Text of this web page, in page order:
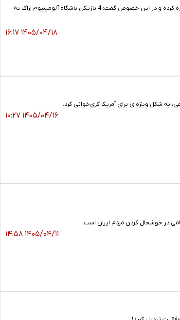
مدیرعامل باشگاه فرهنگی ورزشی آلومینیوم اراک به دعوت 4 نفر از بازیکنان این باشگاه به اردوی تیم ملی فوتبال امید کشور ایران اشاره کرده و در این خصوص گفت: 4 بازیکن باشگاه آلومینیوم اراک به
۱۴۰۵/۰۴/۱۸ ۱۶:۱۷
۱۴۰۵/۰۴/۱۶ ۱۰:۲۷
در خوشحال کردن مردم ایران است.
۱۴۰۵/۰۴/۱۱ ۱۴:۵۸